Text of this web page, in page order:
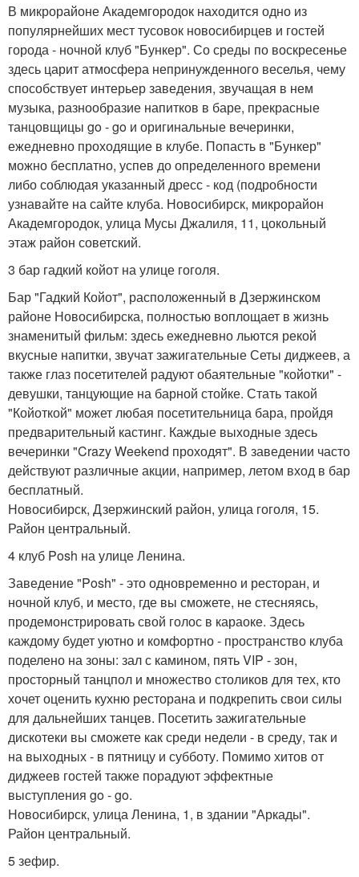
В микрорайоне Академгородок находится одно из
популярнейших мест тусовок новосибирцев и гостей
города - ночной клуб "Бункер". Со среды по воскресенье
здесь царит атмосфера непринужденного веселья, чему
способствует интерьер заведения, звучащая в нем
музыка, разнообразие напитков в баре, прекрасные
танцовщицы go - go и оригинальные вечеринки,
ежедневно проходящие в клубе. Попасть в "Бункер"
можно бесплатно, успев до определенного времени
либо соблюдая указанный дресс - код (подробности
узнавайте на сайте клуба. Новосибирск, микрорайон
Академгородок, улица Мусы Джалиля, 11, цокольный
этаж район советский.
3 бар гадкий койот на улице гоголя.
Бар "Гадкий Койот", расположенный в Дзержинском
районе Новосибирска, полностью воплощает в жизнь
знаменитый фильм: здесь ежедневно льются рекой
вкусные напитки, звучат зажигательные Сеты диджеев, а
также глаз посетителей радуют обаятельные "койотки" -
девушки, танцующие на барной стойке. Стать такой
"Койоткой" может любая посетительница бара, пройдя
предварительный кастинг. Каждые выходные здесь
вечеринки "Crazy Weekend проходят". В заведении часто
действуют различные акции, например, летом вход в бар
бесплатный.
Новосибирск, Дзержинский район, улица гоголя, 15.
Район центральный.
4 клуб Posh на улице Ленина.
Заведение "Posh" - это одновременно и ресторан, и
ночной клуб, и место, где вы сможете, не стесняясь,
продемонстрировать свой голос в караоке. Здесь
каждому будет уютно и комфортно - пространство клуба
поделено на зоны: зал с камином, пять VIP - зон,
просторный танцпол и множество столиков для тех, кто
хочет оценить кухню ресторана и подкрепить свои силы
для дальнейших танцев. Посетить зажигательные
дискотеки вы сможете как среди недели - в среду, так и
на выходных - в пятницу и субботу. Помимо хитов от
диджеев гостей также порадуют эффектные
выступления go - go.
Новосибирск, улица Ленина, 1, в здании "Аркады".
Район центральный.
5 зефир.